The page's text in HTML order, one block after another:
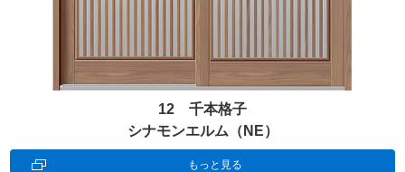
12 千本格子
シナモンエルム（NE）
もっと見る